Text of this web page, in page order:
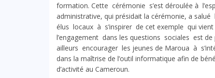
formation. Cette cérémonie s’est déroulée à
administrative, qui présidait la cérémonie, a
élus locaux à s’inspirer de cet exemple qui vient
l’engagement dans les questions sociales est
ailleurs encourager les jeunes de Maroua à
dans la maîtrise de l’outil informatique afin de
d’activité au Cameroun.